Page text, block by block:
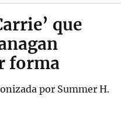
que
forma
por Summer H.